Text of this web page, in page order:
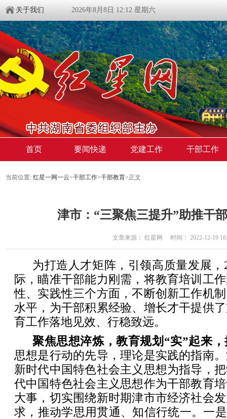
关于我们 2026年8月8日 12:12 星期六
首页 要闻快递 党建工作 干部工作
当前位置: 红星一网一云>干部工作>干部教育>正文
津市：“三聚焦三提升”助推干
文章来源： 红星网 时间： 2022-12-19
为打造人才矩阵，引领高质量发展
际，瞄准干部能力刚需，将教育培训工
性、实践性三个方面，不断创新工作机
水平，为干部积累经验、增长才干提供
育工作落地见效、行稳致远。
聚焦思想淬炼，教育规划“实”起来
思想是行动的先导，理论是实践的指南
新时代中国特色社会主义思想为指导，
代中国特色社会主义思想作为干部教育
大事，切实围绕新时期津市市经济社会
求，推动学思用贯通、知信行统一。一